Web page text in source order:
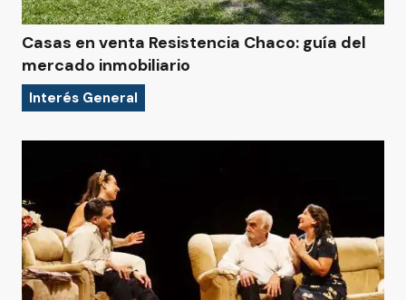
Casas en venta Resistencia Chaco: guía del
mercado inmobiliario
Interés General